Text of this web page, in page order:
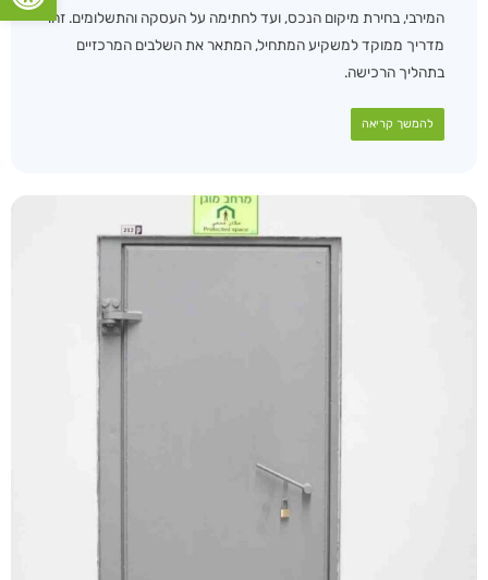
המירבי, בחירת מיקום הנכס, ועד לחתימה על העסקה והתשלומים. זהו
מדריך ממוקד למשקיע המתחיל, המתאר את השלבים המרכזיים
בתהליך הרכישה.
להמשך קריאה